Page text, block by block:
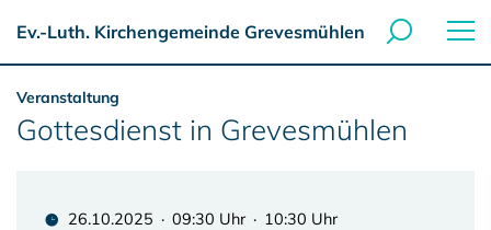
Ev.-Luth. Kirchengemeinde Grevesmühlen
Veranstaltung
Gottesdienst in Grevesmühlen
26.10.2025 · 09:30 Uhr · 10:30 Uhr